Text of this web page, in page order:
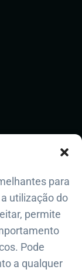
para
utilização do
permite
Pode
a qualquer